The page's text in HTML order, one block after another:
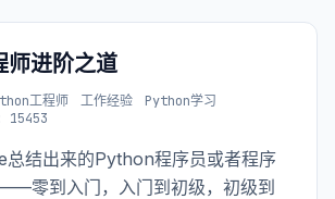
进阶之道
工程师 工作经验
Python学习
15453
结出来的Python程序员或者程序
零到入门，入门到初级，初级到